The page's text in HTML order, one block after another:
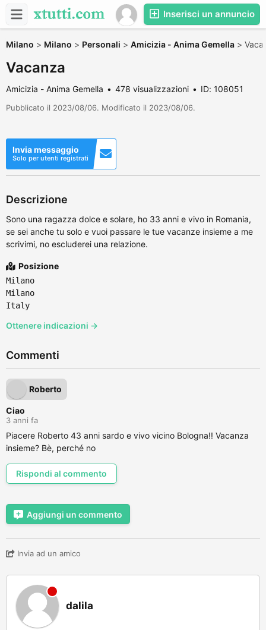
Inserisci un annuncio
Milano > Milano > Personali > Amicizia - Anima Gemella >
Vacanza
Amicizia - Anima Gemella 478 visualizzazioni ID: 108051
Pubblicato il 2023/08/06. Modificato il 2023/08/06.
Invia messaggio
Solo per utenti registrati
Descrizione
Sono una ragazza dolce e solare, ho 33 anni e vivo in Romania,
se sei anche tu solo e vuoi passare le tue vacanze insieme a me
scrivimi, no escluderei una relazione.
Posizione
Milano
Milano
Italy
Ottenere indicazioni →
Commenti
Roberto
Ciao
3 anni fa
Piacere Roberto 43 anni sardo e vivo vicino Bologna!! Vacanza
insieme? Bè, perché no
Rispondi al commento
Aggiungi un commento
Invia ad un amico
dalila